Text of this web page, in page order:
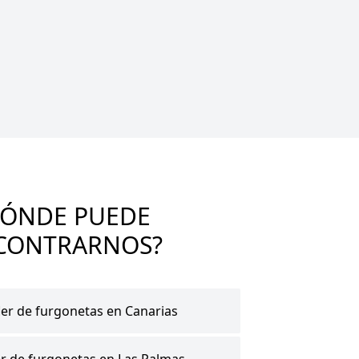
PUEDE
de furgonetas en Canarias